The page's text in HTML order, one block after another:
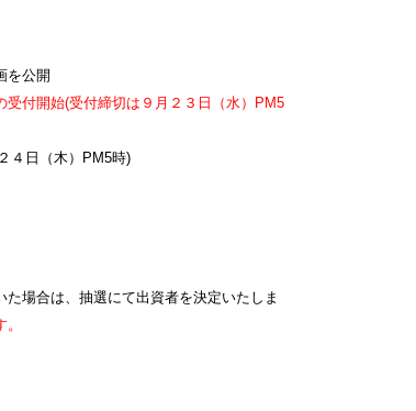
を公開
付開始(受付締切は９月２３日（水）PM5
４日（木）PM5時)
場合は、抽選にて出資者を決定いたしま